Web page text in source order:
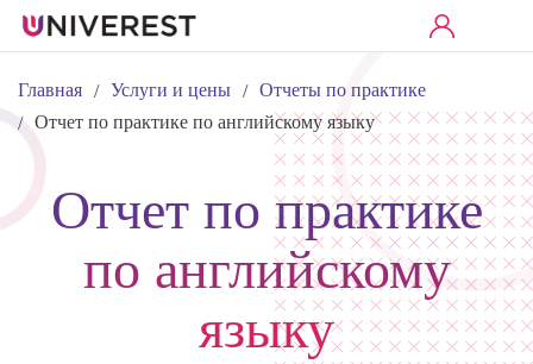
Главная / Услуги и цены / Отчеты по практике
/ Отчет по практике по английскому языку
Отчет по практике
по английскому
языку